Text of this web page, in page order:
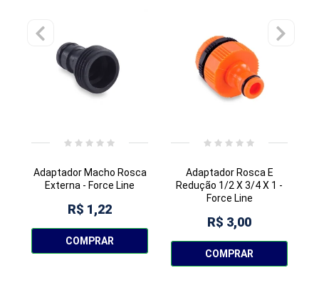
Adaptador Macho Rosca
Externa - Force Line
R$ 1,22
COMPRAR
Adaptador Rosca E
Redução 1/2 X 3/4 X 1 -
Force Line
R$ 3,00
COMPRAR